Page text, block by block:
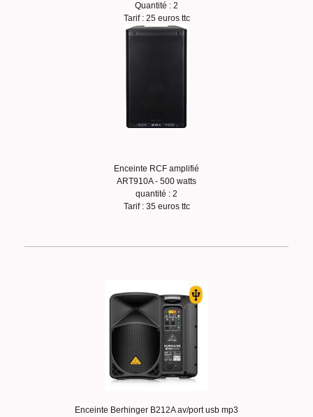
Quantité : 2
Tarif : 25 euros ttc
Enceinte RCF amplifié
ART910A - 500 watts
quantité : 2
Tarif : 35 euros ttc
Enceinte Berhinger B212A av/port usb mp3